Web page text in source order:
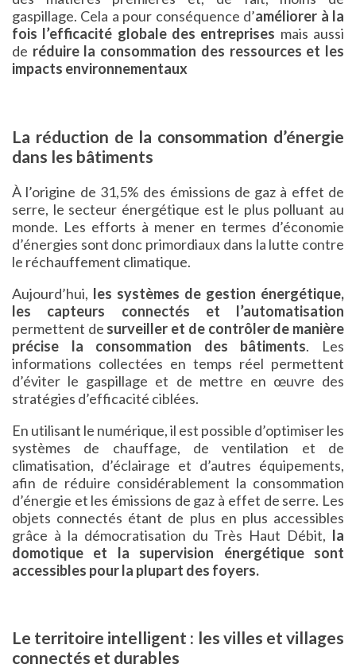
gaspillage. Cela a pour conséquence d’améliorer à la
fois l’efficacité globale des entreprises mais aussi
de réduire la consommation des ressources et les
impacts environnementaux
La réduction de la consommation d’énergie
dans les bâtiments
À l’origine de 31,5% des émissions de gaz à effet de
serre, le secteur énergétique est le plus polluant au
monde. Les efforts à mener en termes d’économie
d’énergies sont donc primordiaux dans la lutte contre
le réchauffement climatique.
Aujourd’hui, les systèmes de gestion énergétique,
les capteurs connectés et l’automatisation
permettent de surveiller et de contrôler de manière
précise la consommation des bâtiments. Les
informations collectées en temps réel permettent
d’éviter le gaspillage et de mettre en œuvre des
stratégies d’efficacité ciblées.
En utilisant le numérique, il est possible d’optimiser les
systèmes de chauffage, de ventilation et de
climatisation, d’éclairage et d’autres équipements,
afin de réduire considérablement la consommation
d’énergie et les émissions de gaz à effet de serre. Les
objets connectés étant de plus en plus accessibles
grâce à la démocratisation du Très Haut Débit, la
domotique et la supervision énergétique sont
accessibles pour la plupart des foyers.
Le territoire intelligent : les villes et villages
connectés et durables